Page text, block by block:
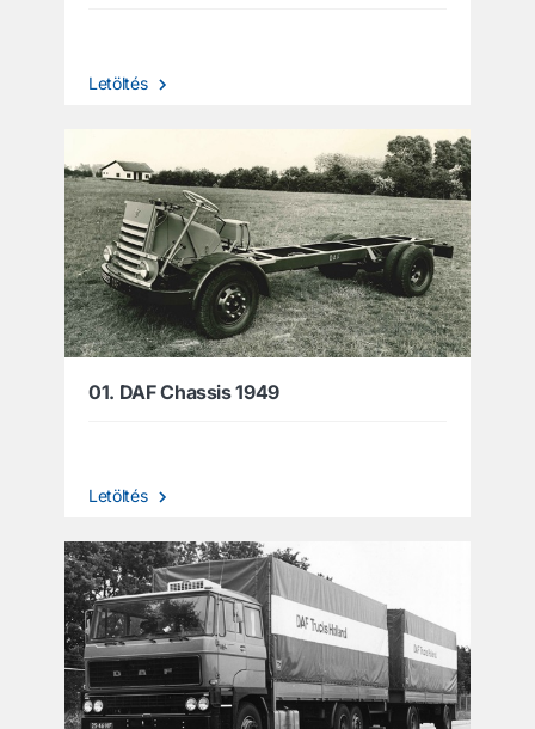
Letöltés
01. DAF Chassis 1949
Letöltés